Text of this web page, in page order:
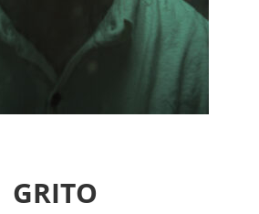
GRITO